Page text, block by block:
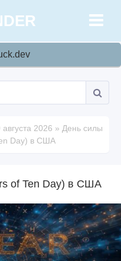
августа 2026 » День силы
Day) в США
of Ten Day) в США